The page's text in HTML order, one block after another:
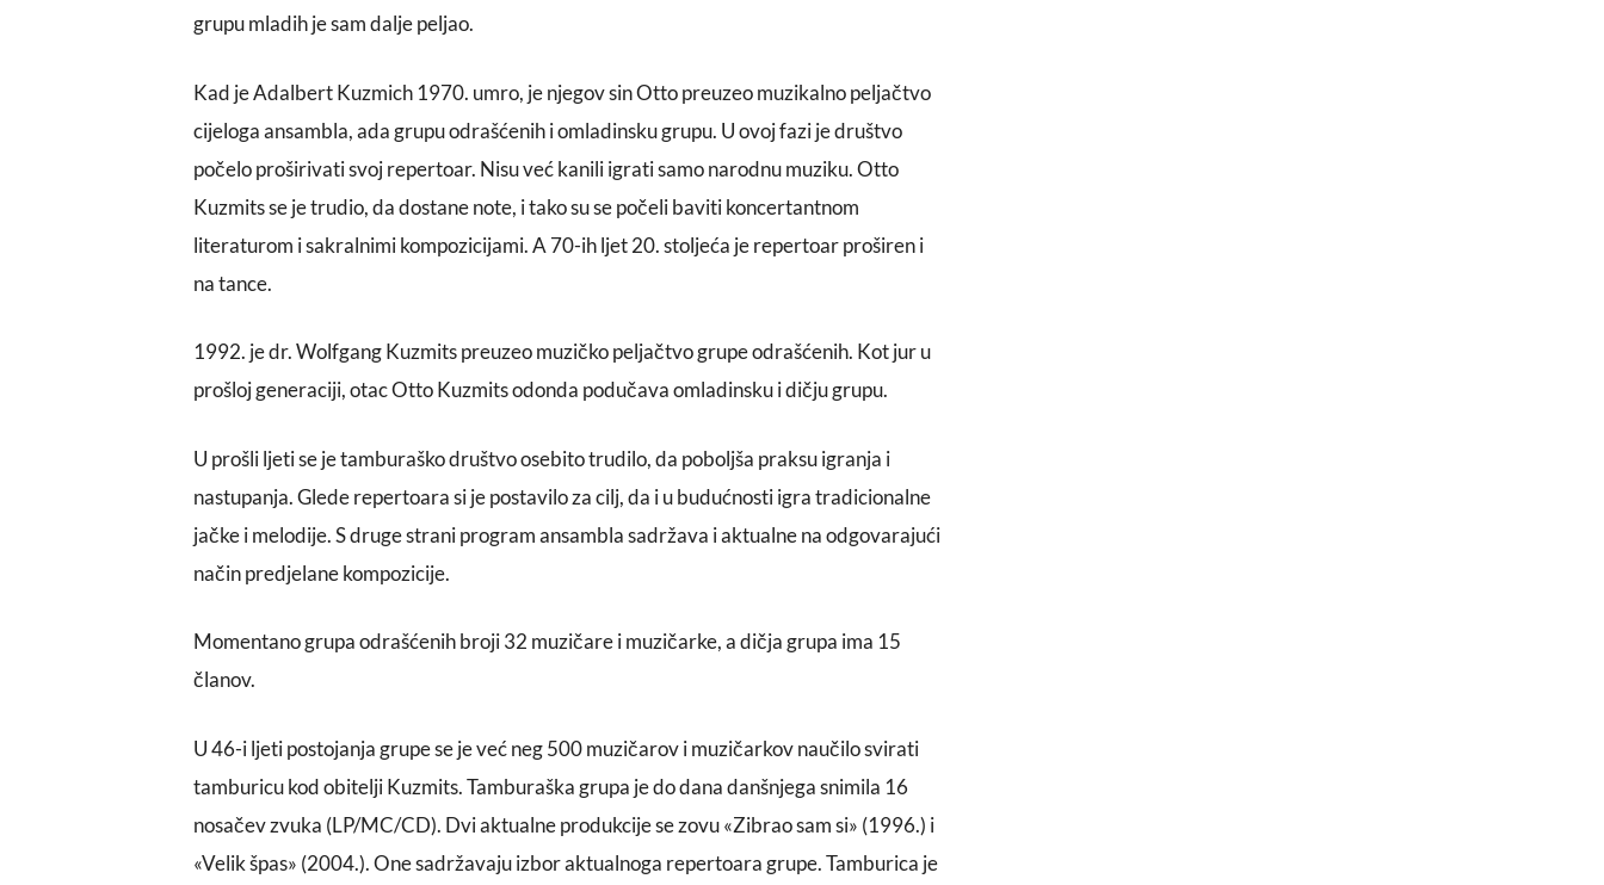
grupu mladih je sam dalje peljao.
Kad je Adalbert Kuzmich 1970. umro, je njegov sin Otto preuzeo muzikalno peljačtvo
cijeloga ansambla, ada grupu odrašćenih i omladinsku grupu. U ovoj fazi je društvo
počelo proširivati svoj repertoar. Nisu već kanili igrati samo narodnu muziku. Otto
Kuzmits se je trudio, da dostane note, i tako su se počeli baviti koncertantnom
literaturom i sakralnimi kompozicijami. A 70-ih ljet 20. stoljeća je repertoar proširen i
na tance.
1992. je dr. Wolfgang Kuzmits preuzeo muzičko peljačtvo grupe odrašćenih. Kot jur u
prošloj generaciji, otac Otto Kuzmits odonda podučava omladinsku i dičju grupu.
U prošli ljeti se je tamburaško društvo osebito trudilo, da poboljša praksu igranja i
nastupanja. Glede repertoara si je postavilo za cilj, da i u budućnosti igra tradicionalne
jačke i melodije. S druge strani program ansambla sadržava i aktualne na odgovarajući
način predjelane kompozicije.
Momentano grupa odrašćenih broji 32 muzičare i muzičarke, a dičja grupa ima 15
članov.
U 46-i ljeti postojanja grupe se je već neg 500 muzičarov i muzičarkov naučilo svirati
tamburicu kod obitelji Kuzmits. Tamburaška grupa je do dana danšnjega snimila 16
nosačev zvuka (LP/MC/CD). Dvi aktualne produkcije se zovu «Zibrao sam si» (1996.) i
«Velik špas» (2004.). One sadržavaju izbor aktualnoga repertoara grupe. Tamburica je